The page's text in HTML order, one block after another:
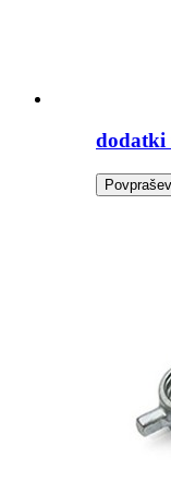
dodatki